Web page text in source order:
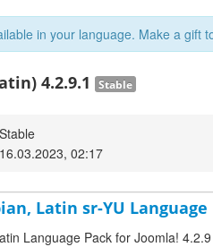
in your language. Make a gift
4.2.9.1 Stable
Stable
16.03.2023, 02:17
Latin sr-YU Language
Language Pack for Joomla! 4.2.9